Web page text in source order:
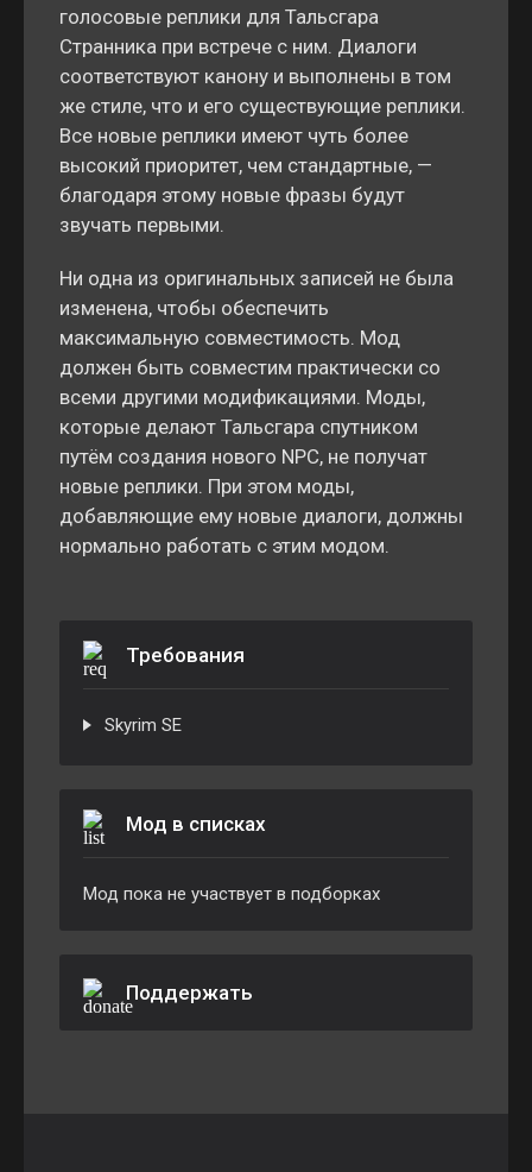
голосовые реплики для Тальсгара
Странника при встрече с ним. Диалоги
соответствуют канону и выполнены в том
же стиле, что и его существующие реплики.
Все новые реплики имеют чуть более
высокий приоритет, чем стандартные, —
благодаря этому новые фразы будут
звучать первыми.
Ни одна из оригинальных записей не была
изменена, чтобы обеспечить
максимальную совместимость. Мод
должен быть совместим практически со
всеми другими модификациями. Моды,
которые делают Тальсгара спутником
путём создания нового NPC, не получат
новые реплики. При этом моды,
добавляющие ему новые диалоги, должны
нормально работать с этим модом.
Требования
Skyrim SE
Мод в списках
Мод пока не участвует в подборках
Поддержать